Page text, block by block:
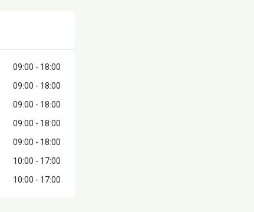
09:00
18:00
09:00
18:00
09:00
18:00
09:00
18:00
09:00
18:00
10:00
17:00
10:00 17:00